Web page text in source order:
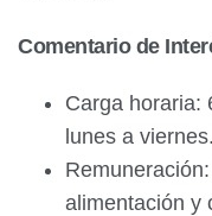
Comentario de
Carga horaria:
lunes a viernes.
alimentación y